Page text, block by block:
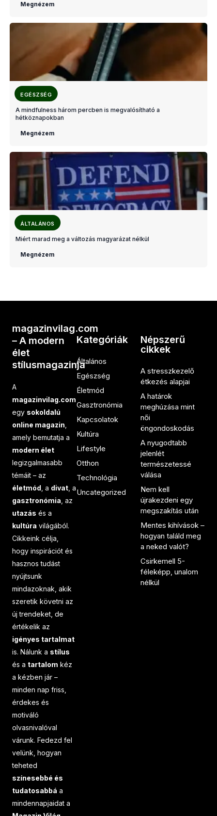
Megnézem
EGÉSZSÉG
A mindfulness három percben is megvalósítható a
hétköznapokban
Megnézem
ÁLTALÁNOS
Miért marad meg a változás magyarázat nélkül
Megnézem
magazinvilag.com
– A modern
élet
stílusmagazinja
A
magazinvilag.com
egy sokoldalú
online magazin
amely bemutatja a
modern élet
legizgalmasabb
témáit – az
életmód , a divat , a
gasztronómia , az
utazás és a
kultúra világából.
Cikkeink célja,
hogy inspirációt és
hasznos tudást
nyújtsunk
mindazoknak, akik
szeretik követni az
új trendeket, de
értékelik az
igényes tartalmat
is. Nálunk a stílus
és a tartalom kéz
a kézben jár –
minden nap friss,
érdekes és
motiváló
olvasnivalóval
várunk. Fedezd fel
velünk, hogyan
teheted
színesebbé és
tudatosabbá a
mindennapjaidat a
Kategóriák
Általános
Egészség
Életmód
Gasztronómia
Kapcsolatok
Kultúra
Lifestyle
Otthon
Technológia
Uncategorized
Népszerű
cikkek
A stresszkezelő
étkezés alapjai
A határok
meghúzása mint
női
öngondoskodás
A nyugodtabb
jelenlét
természetessé
válása
Nem kell
újrakezdeni egy
megszakítás után
Mentes kihívások –
hogyan találd meg
a neked valót?
Csirkemell 5-
féleképp, unalom
nélkül